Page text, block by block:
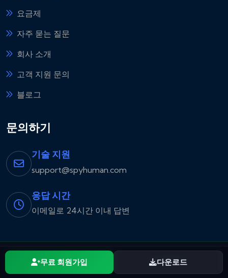
출시 알림 신청 다운로드
요금제
자주 묻는 질문
회사 소개
고객 지원 문의
블로그
문의하기
기술 지원
support@spyhuman.com
응답 시간
이메일로 24시간 이내 답변
무료 회원가입 다운로드